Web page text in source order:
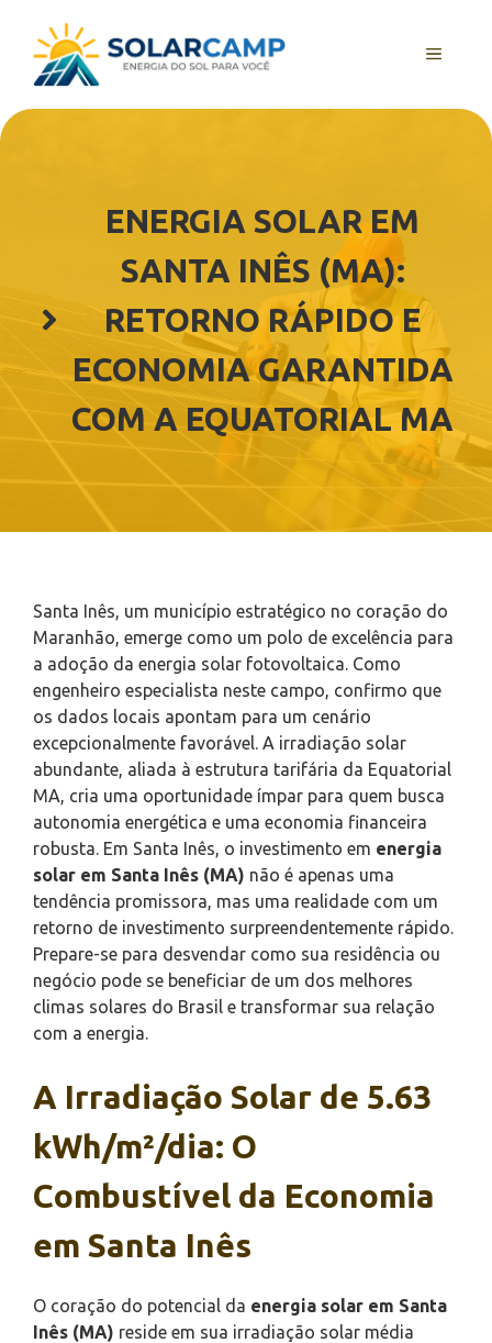
conteúdo
MENU
ENERGIA SOLAR EM
SANTA INÊS (MA):
RETORNO RÁPIDO E
ECONOMIA GARANTIDA
COM A EQUATORIAL MA
Santa Inês, um município estratégico no coração do
Maranhão, emerge como um polo de excelência para
a adoção da energia solar fotovoltaica. Como
engenheiro especialista neste campo, confirmo que
os dados locais apontam para um cenário
excepcionalmente favorável. A irradiação solar
abundante, aliada à estrutura tarifária da Equatorial
MA, cria uma oportunidade ímpar para quem busca
autonomia energética e uma economia financeira
robusta. Em Santa Inês, o investimento em energia
solar em Santa Inês (MA) não é apenas uma
tendência promissora, mas uma realidade com um
retorno de investimento surpreendentemente rápido.
Prepare-se para desvendar como sua residência ou
negócio pode se beneficiar de um dos melhores
climas solares do Brasil e transformar sua relação
com a energia.
A Irradiação Solar de 5.63
kWh/m²/dia: O
Combustível da Economia
em Santa Inês
O coração do potencial da energia solar em Santa
Inês (MA) reside em sua irradiação solar média